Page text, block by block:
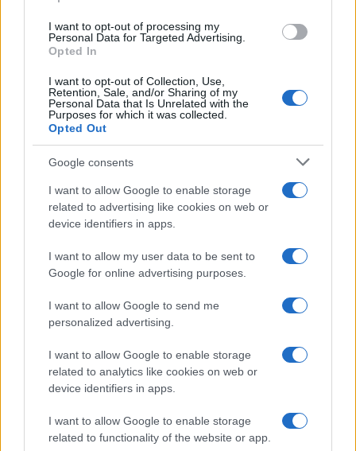
I want to opt-out of processing my
Personal Data for Targeted Advertising.
Opted In
I want to opt-out of Collection, Use,
Retention, Sale, and/or Sharing of my
Personal Data that Is Unrelated with the
Purposes for which it was collected.
Opted Out
Google consents
I want to allow Google to enable storage
related to advertising like cookies on web or
device identifiers in apps.
I want to allow my user data to be sent to
Google for online advertising purposes.
I want to allow Google to send me
personalized advertising.
I want to allow Google to enable storage
related to analytics like cookies on web or
device identifiers in apps.
I want to allow Google to enable storage
related to functionality of the website or app.
elkészítette az Oscar-díjasFloridai álmot, Steven
Soderbergh azt mondja, hogy az
hatalmas élmény volt számára – olyan, amelyet szeretne
ismét átélni. „Újra közel kerültem ahhoz, amit akkor éreztem,
mikor tizenévesen filmeket készítettem.”
Mi a film és miért, illetve miként hat rá a való élet? –
Ha arra a kérdésre keressük a választ, milyen jövő vár a
filmre, azzal is foglalkoznunk kell, milyen szerepe van a
filmművészetnek az emberek életében. „A film jelentőségét
a modern életben már nem kell bizonygatni.” Elegendő lenne
néhány számadatra hivatkozni, „a statisztikák azonban nem
tudósítanak a lényegről. Kulturális hatásának súlyát tekintve
a film ugyanis szinte a művészettel való kapcsolat
teljességét jelenti” az emberek számára. Nyelvezetét